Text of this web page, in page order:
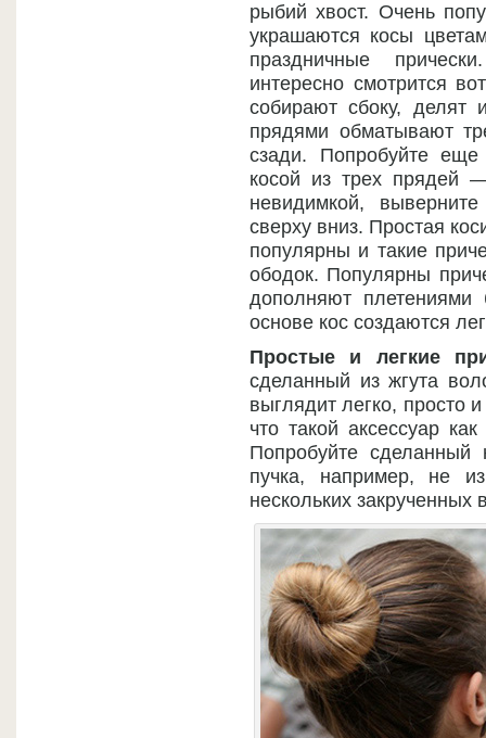
рыбий хвост. Очень
украшаются косы
праздничные
интересно смотрится
собирают сбоку,
прядями обматывают
сзади. Попробуйте
косой из трех прядей
невидимкой,
сверху вниз. Простая
популярны и такие
ободок. Популярны
дополняют
основе кос создаются
Простые и легкие
сделанный из жгута
выглядит легко, просто
что такой аксессуар
Попробуйте сделанный
пучка, например, не
нескольких закрученных